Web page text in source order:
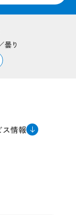
曇り
ス情報